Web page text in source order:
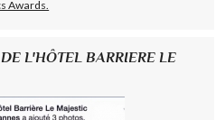
Awards.
L'HÔTEL BARRIERE LE